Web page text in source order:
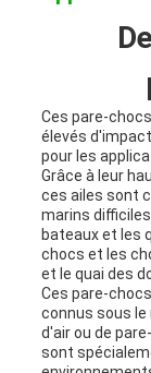
Ces pare-
élevés
pour les
Grâce à leur
ces ailes sont
marins
bateaux et les
chocs et les
et le quai des
Ces pare-
connus sous le
d'air ou de
sont